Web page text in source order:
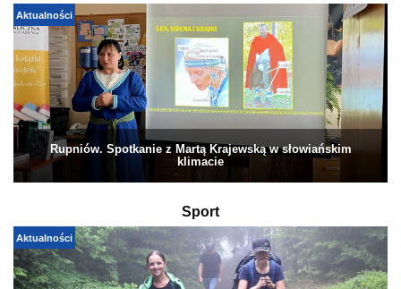
Aktualności
Rupniów. Spotkanie z Martą Krajewską w słowiańskim
klimacie
Sport
Aktualności